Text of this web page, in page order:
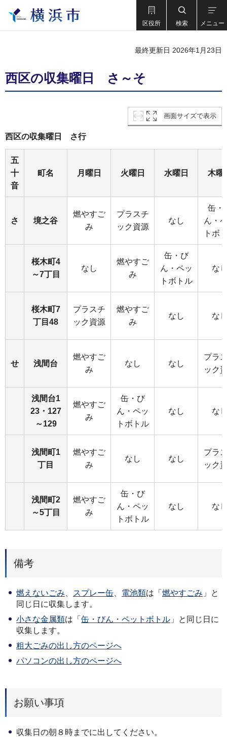
区役所 検索 メニュー
最終更新日 2026年1月23日
西区の収集曜日 さ～そ
画面サイズで表示
西区の収集曜日 さ行
五
十
音
町名 月曜日 火曜日 水曜日 木曜
さ 境之谷
燃やすご
み
プラスチ
ック資源
なし
缶・
ん・
トボ
桜木町4
～7丁目
なし
燃やすご
み
缶・び
ん・ペッ
トボトル
な
桜木町7
丁目48
プラスチ
ック資源
燃やすご
み
なし な
せ 浅間台
燃やすご
み
なし なし
プラ
ック
浅間台1
23・127
～129
燃やすご
み
缶・び
ん・ペッ
トボトル
なし な
浅間町1
丁目
燃やすご
み
なし なし
プラ
ック
浅間町2
～5丁目
燃やすご
み
缶・び
ん・ペッ
トボトル
なし な
備考
燃えないごみ スプレー缶 電池類は「 燃やすごみ 」と
同じ日に収集します。
小さな金属類は「 缶・びん・ペットボトル 」と同じ日に
収集します。
粗大ごみの出し方のページへ
パソコンの出し方のページへ
お願い事項
収集日の朝８時までに出してください。